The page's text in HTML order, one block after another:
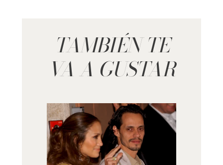
TAMBIÉN TE
VA A GUSTAR